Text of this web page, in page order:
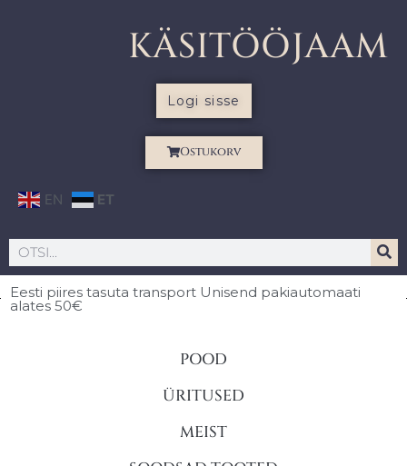
KÄSITÖÖJAAM
Logi sisse
Ostukorv
EN ET
Eesti piires tasuta transport Unisend pakiautomaati
alates 50€
POOD
ÜRITUSED
MEIST